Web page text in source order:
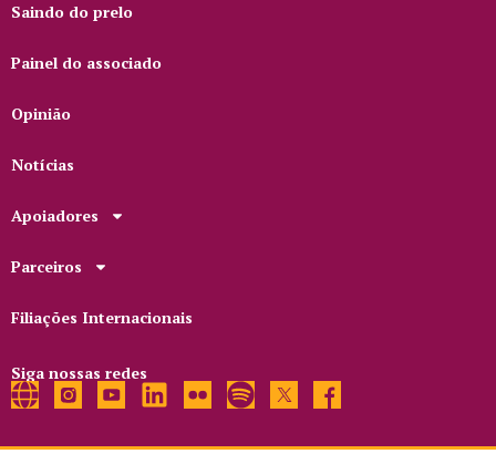
Saindo do prelo
Painel do associado
Opinião
Notícias
Apoiadores
Parceiros
Filiações Internacionais
Siga nossas redes